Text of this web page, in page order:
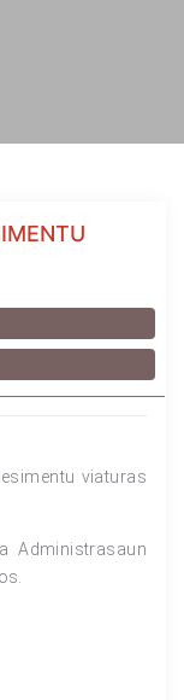
viaturas
Administrasaun